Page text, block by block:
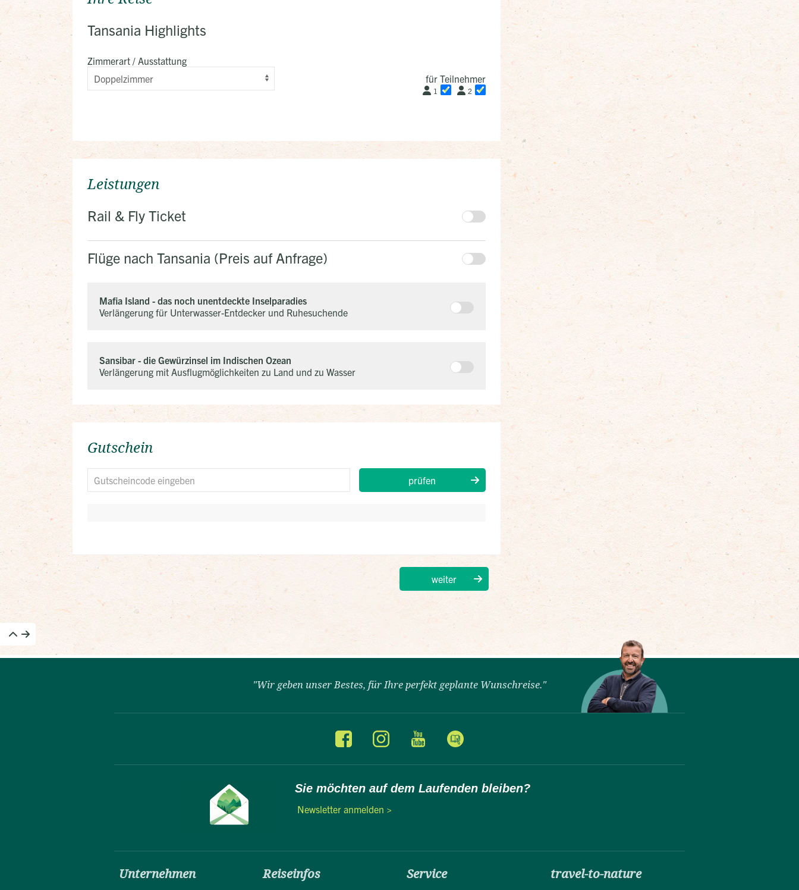
"Wir geben unser Bestes, für Ihre perfekt geplante Wunschreise."
Sie möchten auf dem Laufenden bleiben?
Newsletter anmelden >
Unternehmen Reiseinfos Service travel-to-nature